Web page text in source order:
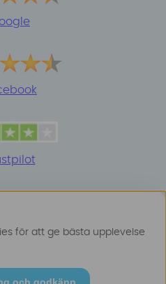
för att ge bästa upplevelse